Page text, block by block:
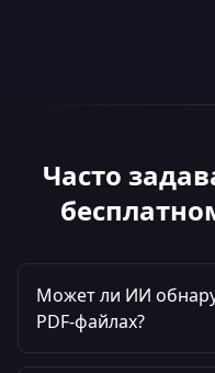
Часто
Может ли ИИ
PDF-файлах?